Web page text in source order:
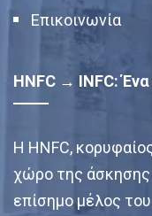
Επικοινωνία
HNFC → INFC:
Η HNFC,
χώρο της άσκησης
επίσημο μέλος του